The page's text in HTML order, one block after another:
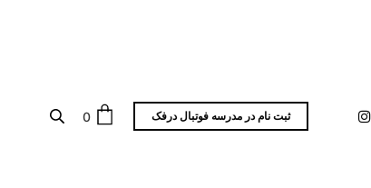
ثبت نام در مدرسه فوتبال درفک 0